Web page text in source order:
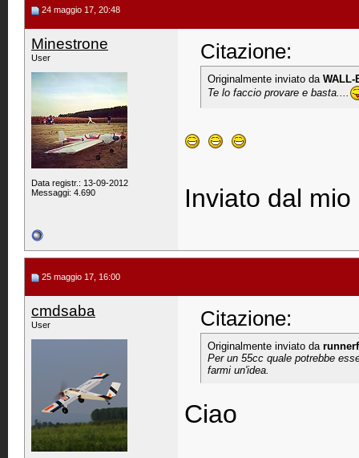
24 maggio 17, 20:48
Minestrone
User
Data registr.: 13-09-2012
Messaggi: 4.690
Citazione:
Originalmente inviato da WALL-
Te lo faccio provare e basta....
Inviato dal
25 maggio 17, 16:00
cmdsaba
User Citazione:
Originalmente inviato da
Per un 55cc quale potrebbe
farmi un'idea.
Ciao